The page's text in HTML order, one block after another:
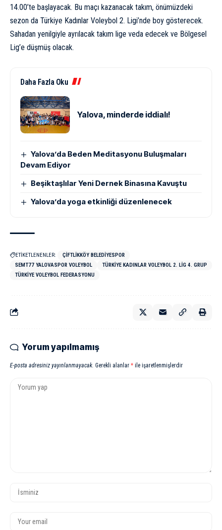
14.00’te başlayacak. Bu maçı kazanacak takım, önümüzdeki
sezon da Türkiye Kadınlar Voleybol 2. Ligi’nde boy gösterecek.
Sahadan yenilgiyle ayrılacak takım lige veda edecek ve Bölgesel
Lig’e düşmüş olacak.
Daha Fazla Oku
Yalova, minderde iddialı!
Yalova’da Beden Meditasyonu Buluşmaları
Devam Ediyor
Beşiktaşlılar Yeni Dernek Binasına Kavuştu
Yalova’da yoga etkinliği düzenlenecek
ETİKETLENENLER:
ÇIFTLIKKÖY BELEDIYESPOR
SEMT77 YALOVASPOR VOLEYBOL
TÜRKIYE KADINLAR VOLEYBOL 2. LIG 4. GRUP
TÜRKIYE VOLEYBOL FEDERASYONU
Yorum yapılmamış
E-posta adresiniz yayınlanmayacak. Gerekli alanlar * ile işaretlenmişlerdir